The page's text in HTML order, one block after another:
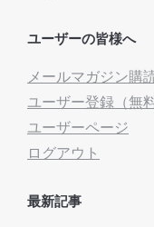
ユーザーの皆様へ
メールマガジン購
ユーザー登録（無料
ユーザーページ
ログアウト
最新記事